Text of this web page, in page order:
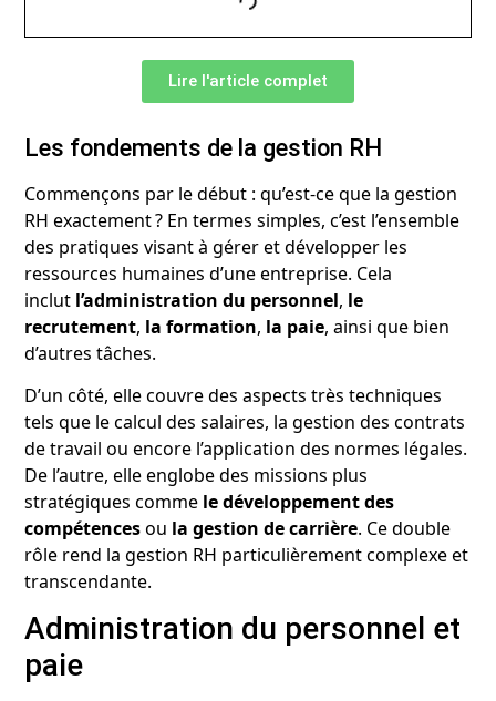
Lire l'article complet
Les fondements de la gestion RH
Commençons par le début : qu’est-ce que la gestion
RH exactement ? En termes simples, c’est l’ensemble
des pratiques visant à gérer et développer les
ressources humaines d’une entreprise. Cela
inclut l’administration du personnel, le
recrutement, la formation, la paie, ainsi que bien
d’autres tâches.
D’un côté, elle couvre des aspects très techniques
tels que le calcul des salaires, la gestion des contrats
de travail ou encore l’application des normes légales.
De l’autre, elle englobe des missions plus
stratégiques comme le développement des
compétencesou la gestion de carrière. Ce double
rôle rend la gestion RH particulièrement complexe et
transcendante.
Administration du personnel et
paie